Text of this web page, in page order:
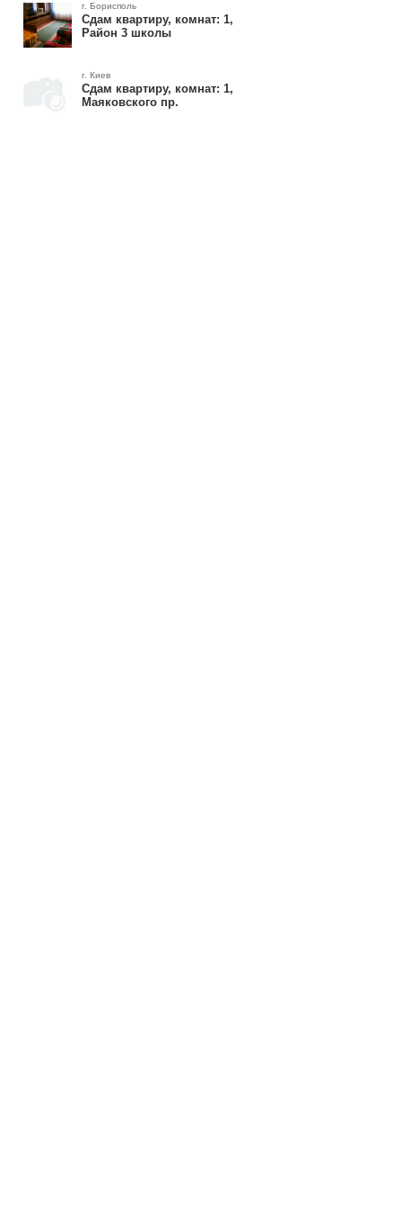
г. Борисполь
Сдам квартиру, комнат: 1,
Район 3 школы
г. Киев
Сдам квартиру, комнат: 1,
Маяковского пр.